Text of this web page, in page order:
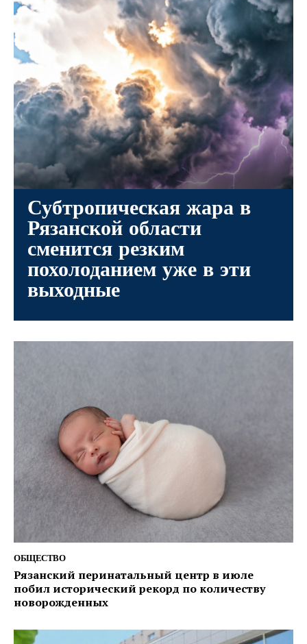
Субтропическая жара в
Рязанской области
сменится резким
похолоданием уже в эти
выходные
ОБЩЕСТВО
Рязанский перинатальный центр в июле
побил исторический рекорд по количеству
новорожденных